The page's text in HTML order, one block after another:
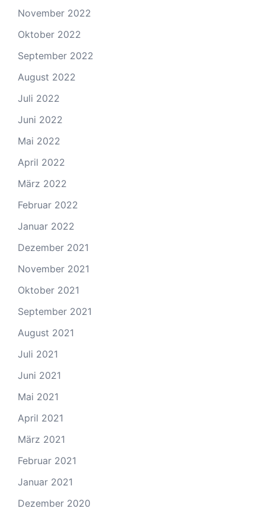
November 2022
Oktober 2022
September 2022
August 2022
Juli 2022
Juni 2022
Mai 2022
April 2022
März 2022
Februar 2022
Januar 2022
Dezember 2021
November 2021
Oktober 2021
September 2021
August 2021
Juli 2021
Juni 2021
Mai 2021
April 2021
März 2021
Februar 2021
Januar 2021
Dezember 2020